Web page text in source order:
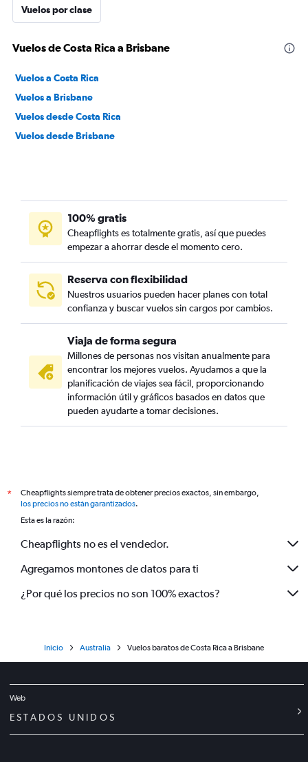
Vuelos por clase
Vuelos de Costa Rica a Brisbane
Vuelos a Costa Rica
Vuelos a Brisbane
Vuelos desde Costa Rica
Vuelos desde Brisbane
100% gratis
Cheapflights es totalmente gratis, así que puedes
empezar a ahorrar desde el momento cero.
Reserva con flexibilidad
Nuestros usuarios pueden hacer planes con total
confianza y buscar vuelos sin cargos por cambios.
Viaja de forma segura
Millones de personas nos visitan anualmente para
encontrar los mejores vuelos. Ayudamos a que la
planificación de viajes sea fácil, proporcionando
información útil y gráficos basados en datos que
pueden ayudarte a tomar decisiones.
*
Cheapflights siempre trata de obtener precios exactos, sin embargo,
los precios no están garantizados.
Esta es la razón:
Cheapflights no es el vendedor.
Agregamos montones de datos para ti
¿Por qué los precios no son 100% exactos?
Inicio Australia Vuelos baratos de Costa Rica a Brisbane
Web
ESTADOS UNIDOS